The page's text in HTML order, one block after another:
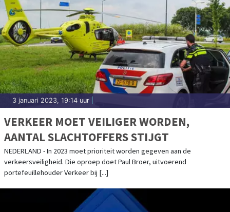
3 januari 2023, 19:14 uur
VERKEER MOET VEILIGER WORDEN,
AANTAL SLACHTOFFERS STIJGT
NEDERLAND - In 2023 moet prioriteit worden gegeven aan de
verkeersveiligheid. Die oproep doet Paul Broer, uitvoerend
portefeuillehouder Verkeer bij [...]